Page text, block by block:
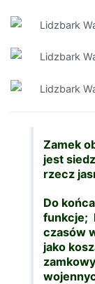
Zamek
jest
rzecz
Do
funkcje;
czasów
jako